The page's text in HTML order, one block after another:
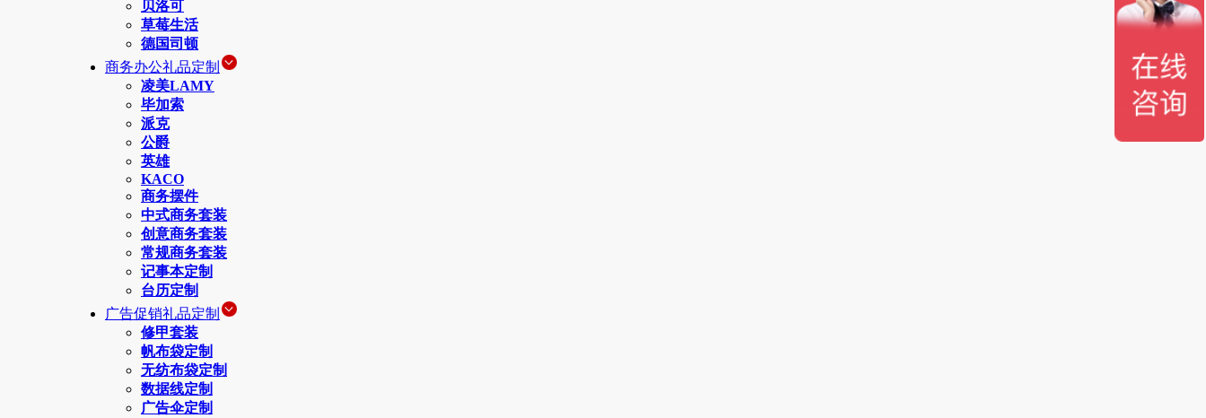
贝洛可
草莓生活
德国司顿
商务办公礼品定制
凌美LAMY
毕加索
派克
公爵
英雄
KACO
商务摆件
中式商务套装
创意商务套装
常规商务套装
记事本定制
台历定制
广告促销礼品定制
修甲套装
帆布袋定制
无纺布袋定制
数据线定制
广告伞定制